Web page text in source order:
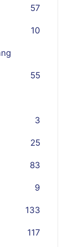
57
10
55
3
25
83
9
133
117